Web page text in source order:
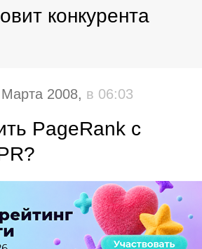
конкурента
2008, в 06:03
PageRank с